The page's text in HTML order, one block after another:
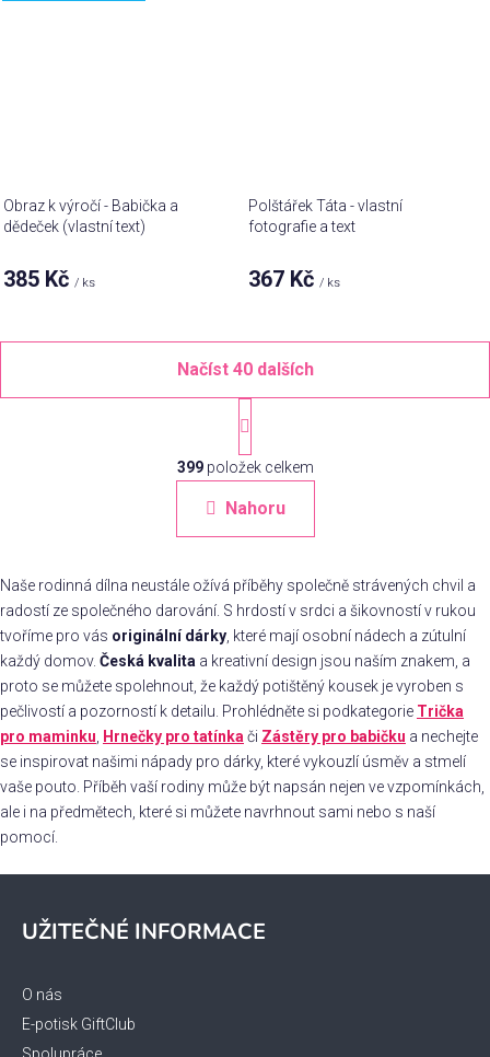
Obraz k výročí - Babička a
dědeček (vlastní text)
385 Kč / ks
Polštářek Táta - vlastní
fotografie a text
367 Kč / ks
O
v
l
á
d
c
í
p
r
v
k
y
v
ý
p
u
Načíst 40 dalších
S
t
r
á
n
k
o
á
n
í
399položek celkem
Nahoru
Naše rodinná dílna neustále ožívá příběhy společně strávených chvil a
radostí ze společného darování. S hrdostí v srdci a šikovností v rukou
tvoříme pro vás originální dárky , které mají osobní nádech a zútulní
každý domov. Česká kvalita a kreativní design jsou naším znakem, a
proto se můžete spolehnout, že každý potištěný kousek je vyroben s
pečlivostí a pozorností k detailu. Prohlédněte si podkategorie Trička
pro maminku
Hrnečky pro tatínka či Zástěry pro babičku a nechejte
se inspirovat našimi nápady pro dárky, které vykouzlí úsměv a stmelí
vaše pouto. Příběh vaší rodiny může být napsán nejen ve vzpomínkách,
ale i na předmětech, které si můžete navrhnout sami nebo s naší
pomocí.
UŽITEČNÉ INFORMACE
O nás
E-potisk GiftClub
Spolupráce